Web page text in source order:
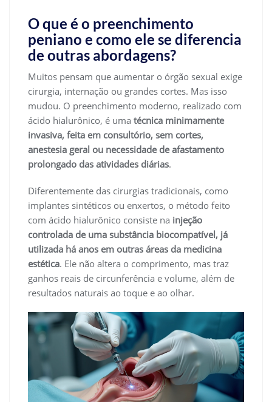
O que é o preenchimento
peniano e como ele se diferencia
de outras abordagens?
Muitos pensam que aumentar o órgão sexual exige
cirurgia, internação ou grandes cortes. Mas isso
mudou. O preenchimento moderno, realizado com
ácido hialurônico, é uma técnica minimamente
invasiva, feita em consultório, sem cortes,
anestesia geral ou necessidade de afastamento
prolongado das atividades diárias.
Diferentemente das cirurgias tradicionais, como
implantes sintéticos ou enxertos, o método feito
com ácido hialurônico consiste na injeção
controlada de uma substância biocompatível, já
utilizada há anos em outras áreas da medicina
estética. Ele não altera o comprimento, mas traz
ganhos reais de circunferência e volume, além de
resultados naturais ao toque e ao olhar.